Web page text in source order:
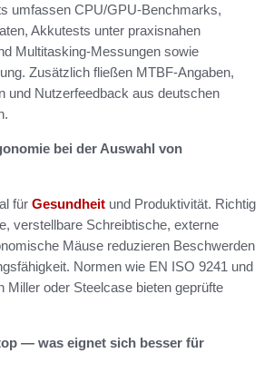
umfassen CPU/GPU‑Benchmarks,
Akkutests unter praxisnahen
Multitasking‑Messungen sowie
Zusätzlich fließen MTBF‑Angaben,
und Nutzerfeedback aus deutschen
bei der Auswahl von
für Gesundheit und Produktivität. Richtig
verstellbare Schreibtische, externe
Mäuse reduzieren Beschwerden
Normen wie EN ISO 9241 und
Miller oder Steelcase bieten geprüfte
— was eignet sich besser für